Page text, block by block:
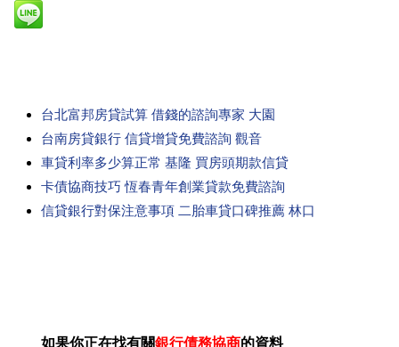
台北富邦房貸試算 借錢的諮詢專家 大園
台南房貸銀行 信貸增貸免費諮詢 觀音
車貸利率多少算正常 基隆 買房頭期款信貸
卡債協商技巧 恆春青年創業貸款免費諮詢
信貸銀行對保注意事項 二胎車貸口碑推薦 林口
如果你正在找有關銀行債務協商的資料